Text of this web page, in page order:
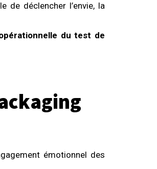
de déclencher l’envie, la
du test de
émotionnel des